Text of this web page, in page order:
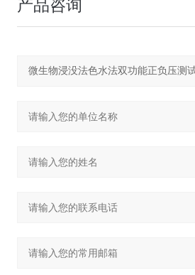
产品咨询